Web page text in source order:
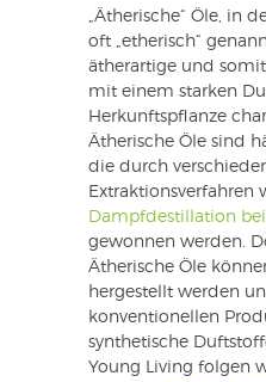
„Ätherische“ Öle, in
oft „etherisch“
ätherartige und
mit einem starken
Herkunftspflanze
Ätherische Öle sind
die durch
Extraktionsverfahren
Dampfdestillation bei
gewonnen werden.
Ätherische Öle
hergestellt werden
konventionellen
synthetische
Young Living folgen